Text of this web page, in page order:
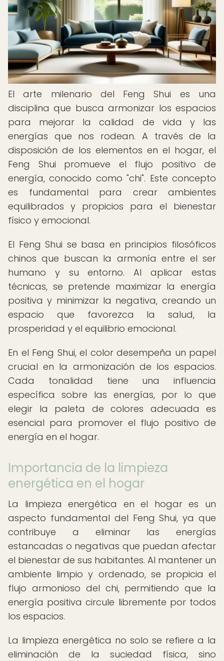
El arte milenario del Feng Shui es una
disciplina que busca armonizar los espacios
para mejorar la calidad de vida y las
energías que nos rodean. A través de la
disposición de los elementos en el hogar, el
Feng Shui promueve el flujo positivo de
energía, conocido como "chi". Este concepto
es fundamental para crear ambientes
equilibrados y propicios para el bienestar
físico y emocional.
El Feng Shui se basa en principios filosóficos
chinos que buscan la armonía entre el ser
humano y su entorno. Al aplicar estas
técnicas, se pretende maximizar la energía
positiva y minimizar la negativa, creando un
espacio que favorezca la salud, la
prosperidad y el equilibrio emocional.
En el Feng Shui, el color desempeña un papel
crucial en la armonización de los espacios.
Cada tonalidad tiene una influencia
específica sobre las energías, por lo que
elegir la paleta de colores adecuada es
esencial para promover el flujo positivo de
energía en el hogar.
Importancia de la limpieza
energética en el hogar
La limpieza energética en el hogar es un
aspecto fundamental del Feng Shui, ya que
contribuye a eliminar las energías
estancadas o negativas que puedan afectar
el bienestar de sus habitantes. Al mantener un
ambiente limpio y ordenado, se propicia el
flujo armonioso del chi, permitiendo que la
energía positiva circule libremente por todos
los espacios.
La limpieza energética no solo se refiere a la
eliminación de la suciedad física, sino